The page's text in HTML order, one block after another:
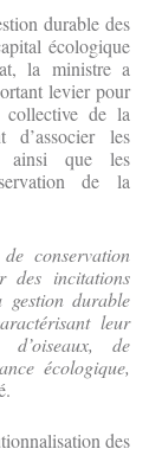
durable des
écologique
la ministre a
levier pour
collective de la
d’associer les
ainsi que les
de la
conservation
des incitations
gestion durable
leur
de
écologique,
des